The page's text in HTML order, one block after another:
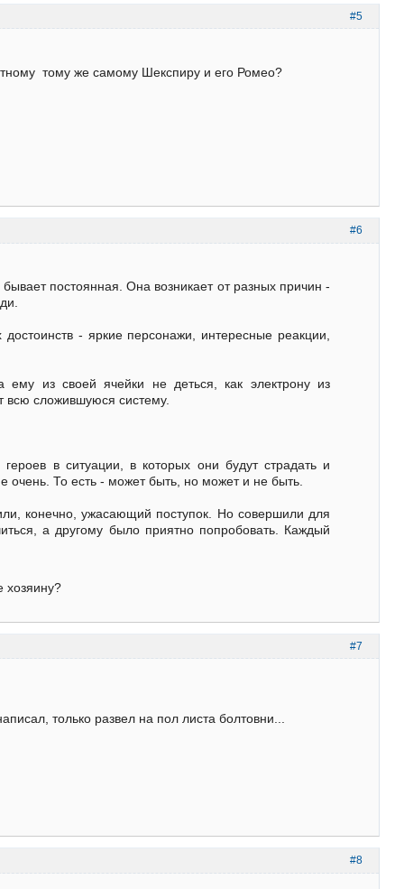
#5
тому же самому Шекспиру и его Ромео?
#6
постоянная. Она возникает от разных причин -
- яркие персонажи, интересные реакции,
из своей ячейки не деться, как электрону из
всю сложившуюся систему.
в ситуации, в которых они будут страдать и
очень. То есть - может быть, но может и не быть.
конечно, ужасающий поступок. Но совершили для
а другому было приятно попробовать. Каждый
хозяину?
#7
только развел на пол листа болтовни...
#8